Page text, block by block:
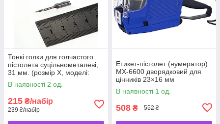
Тонкі голки для голчастого
пістолета суцільнометалеві,
31 мм. (розмір X, моделі:
Chiba A3802, All-App X)
В наявності 2 од.
215 ₴/набір
239 ₴/набір
Етикет-пістолет (нумератор)
MX-6600 дворядковий для
цінників 23×16 мм
В наявності 1 од.
508 ₴ 552 ₴